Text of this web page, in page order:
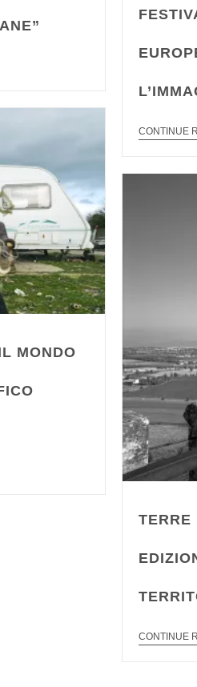
CONTINUE
MONDO
TERRE
CONTINUE